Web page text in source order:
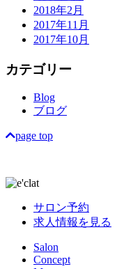
2018年2月
2017年11月
2017年10月
カテゴリー
Blog
ブログ
page top
サロン予約
求人情報を見る
Salon
Concept